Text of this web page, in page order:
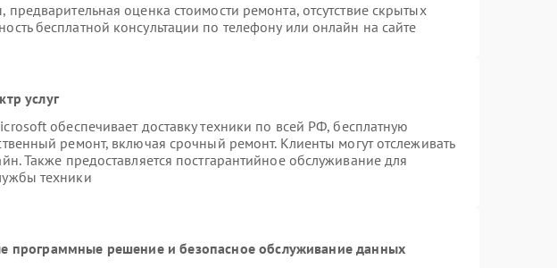
предварительная оценка стоимости ремонта, отсутствие скрытых
бесплатной консультации по телефону или онлайн на сайте
услуг
обеспечивает доставку техники по всей РФ, бесплатную
ремонт, включая срочный ремонт. Клиенты могут отслеживать
Также предоставляется постгарантийное обслуживание для
техники
программные решение и безопасное обслуживание данных